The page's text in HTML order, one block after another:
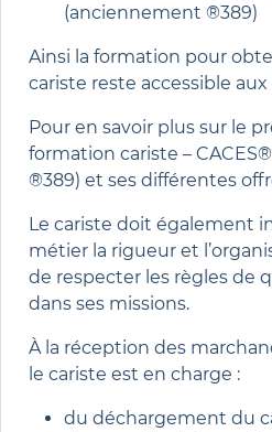
(anciennement ®389)
Ainsi la formation pour
cariste reste accessible
Pour en savoir plus sur le
formation cariste –
®389) et ses différentes
Le cariste doit également
métier la rigueur et
de respecter les règles de
dans ses missions.
À la réception des
le cariste est en charge :
du déchargement du